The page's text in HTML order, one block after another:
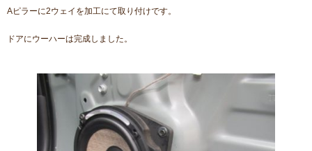
Aピラーに2ウェイを加工にて取り付けです。
ドアにウーハーは完成しました。